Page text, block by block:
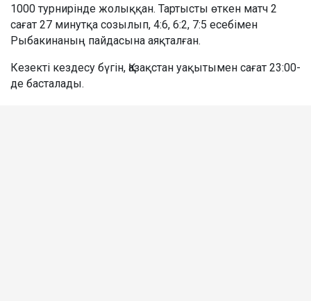
1000 турнирінде жолыққан. Тартысты өткен матч 2
сағат 27 минутқа созылып, 4:6, 6:2, 7:5 есебімен
Рыбакинаның пайдасына аяқталған.
Кезекті кездесу бүгін, Қазақстан уақытымен сағат 23:00-
де басталады.